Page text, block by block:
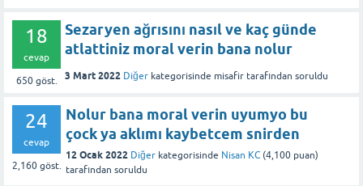
18
cevap
650göst.
Sezaryen ağrısını nasıl ve kaç günde
atlattiniz moral verin bana nolur
3 Mart 2022 Diğer kategorisinde misafir tarafından soruldu
24
cevap
2,160 göst.
Nolur bana moral verin uyumyo bu
çock ya aklımı kaybetcem snirden
12 Ocak 2022 Diğer kategorisinde Nisan KC (4,100 puan)
tarafından soruldu